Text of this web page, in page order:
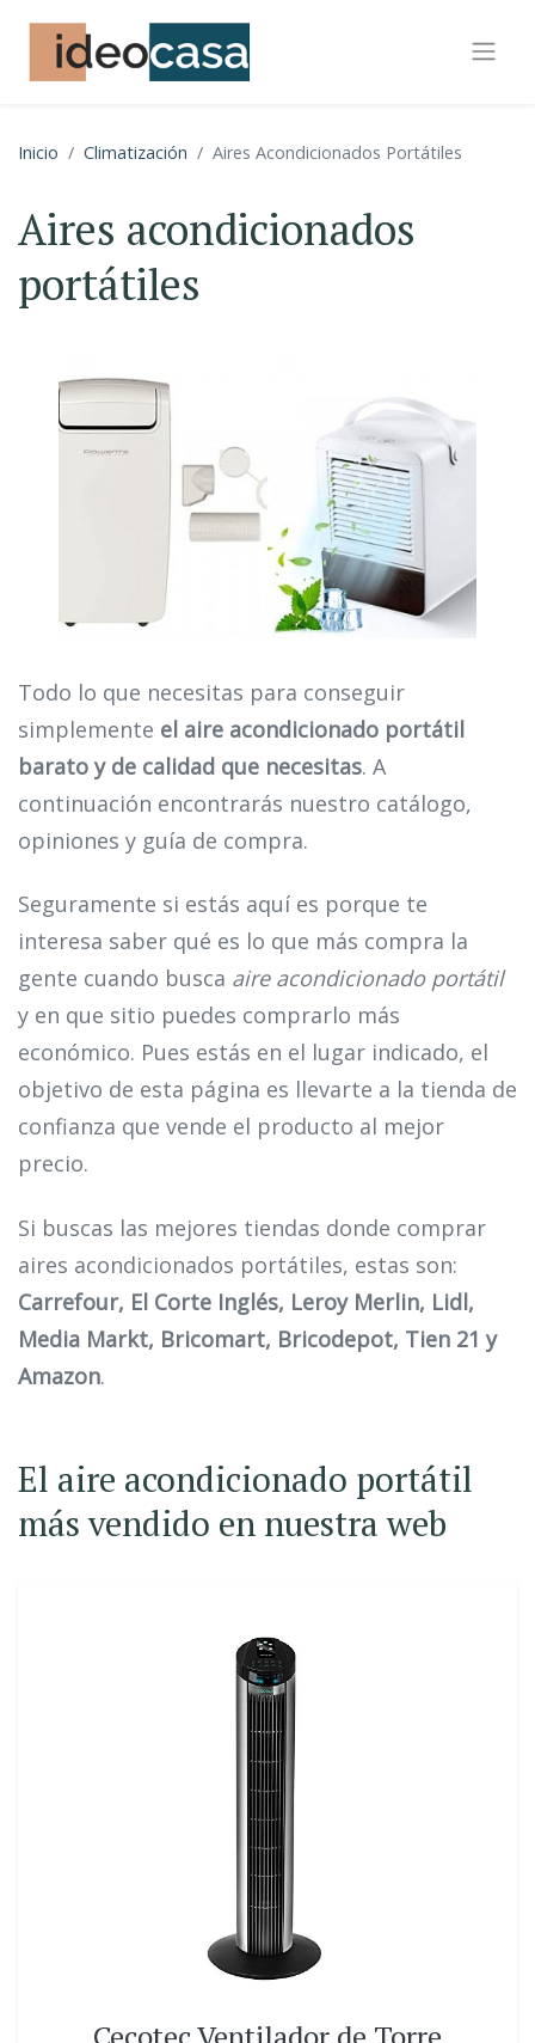
Inicio Climatización Aires Acondicionados Portátiles
Aires acondicionados
portátiles
Todo lo que necesitas para conseguir
simplemente el aire acondicionado portátil
barato y de calidad que necesitas. A
continuación encontrarás nuestro catálogo,
opiniones y guía de compra.
Seguramente si estás aquí es porque te
interesa saber qué es lo que más compra la
gente cuando busca aire acondicionado portátil
y en que sitio puedes comprarlo más
económico. Pues estás en el lugar indicado, el
objetivo de esta página es llevarte a la tienda de
confianza que vende el producto al mejor
precio.
Si buscas las mejores tiendas donde comprar
aires acondicionados portátiles, estas son:
Carrefour, El Corte Inglés, Leroy Merlin, Lidl,
Media Markt, Bricomart, Bricodepot, Tien 21 y
Amazon.
El aire acondicionado portátil
más vendido en nuestra web